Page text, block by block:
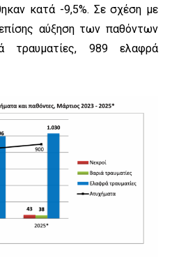
κατά -9,5%. Σε σχέση με
αύξηση των παθόντων
τραυματίες, 989 ελαφρά